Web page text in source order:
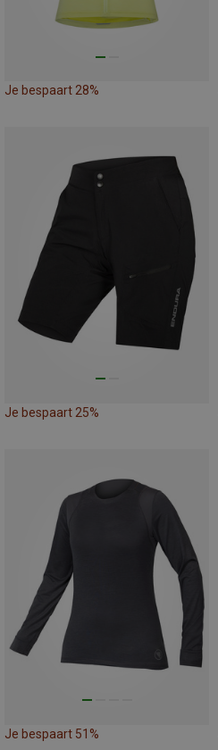
Je bespaart 28%
Je bespaart 25%
Je bespaart 51%